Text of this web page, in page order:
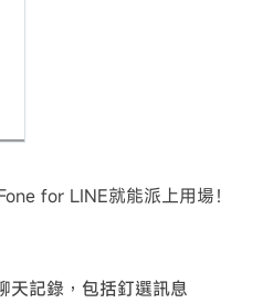
for LINE就能派上用場！
天記錄，包括釘選訊息